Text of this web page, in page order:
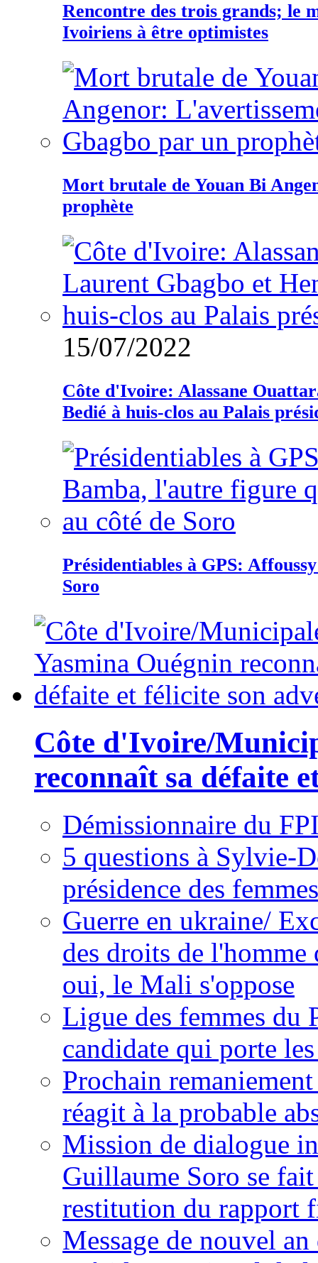
Rencontre des trois grands; le
Ivoiriens à être optimistes
Mort brutale de Youan Bi
prophète
15/07/2022
Côte d'Ivoire: Alassane
Bedié à huis-clos au Palais
Présidentiables à GPS:
Soro
Côte d'Ivoire/
reconnaît sa défaite
Démissionnaire du
5 questions à Sylvie-
présidence des
Guerre en ukraine/
des droits de
oui, le Mali s'oppose
Ligue des femmes du
candidate qui porte
Prochain
réagit à la probable
Mission de dialogue
Guillaume Soro se
restitution du rapport
Message de nouvel